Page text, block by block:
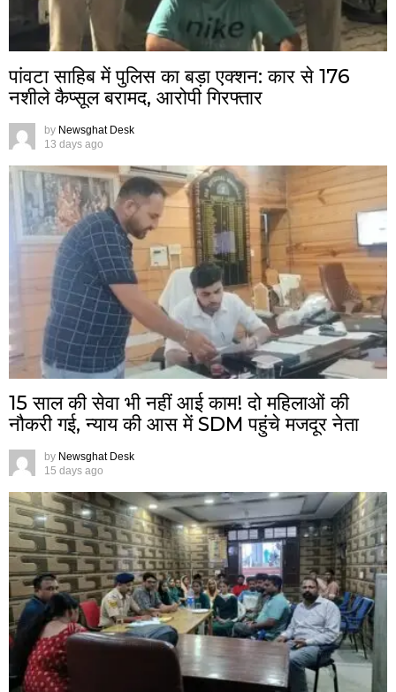
पांवटा साहिब में पुलिस का बड़ा एक्शन: कार से 176
नशीले कैप्सूल बरामद, आरोपी गिरफ्तार
by Newsghat Desk
13 days ago
15 साल की सेवा भी नहीं आई काम! दो महिलाओं की
नौकरी गई, न्याय की आस में SDM पहुंचे मजदूर नेता
by Newsghat Desk
15 days ago